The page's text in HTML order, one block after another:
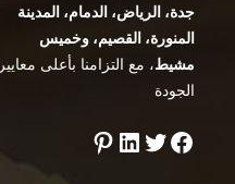
جدة، الرياض، الدمام، المدينة
المنورة، القصيم، وخميس
مشيط، مع التزامنا بأعلى معايير
الجودة
فيسبوك تويتر لينكد إن بينتريست